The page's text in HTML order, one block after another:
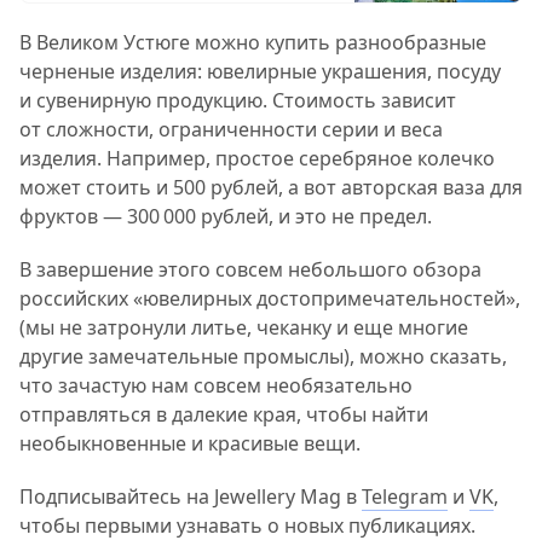
В Великом Устюге можно купить разнообразные
черненые изделия: ювелирные украшения, посуду
и сувенирную продукцию. Стоимость зависит
от сложности, ограниченности серии и веса
изделия. Например, простое серебряное колечко
может стоить и 500 рублей, а вот авторская ваза для
фруктов — 300 000 рублей, и это не предел.
В завершение этого совсем небольшого обзора
российских «ювелирных достопримечательностей»,
(мы не затронули литье, чеканку и еще многие
другие замечательные промыслы), можно сказать,
что зачастую нам совсем необязательно
отправляться в далекие края, чтобы найти
необыкновенные и красивые вещи.
Подписывайтесь на Jewellery Mag вTelegram и VK,
чтобы первыми узнавать о новых публикациях.